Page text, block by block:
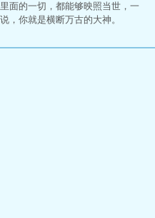
面的一切，都能够映照当世，一
，你就是横断万古的大神。